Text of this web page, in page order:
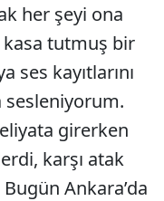
her şeyi ona
kasa tutmuş bir
ses kayıtlarını
sesleniyorum.
girerken
karşı atak
Ankara’da